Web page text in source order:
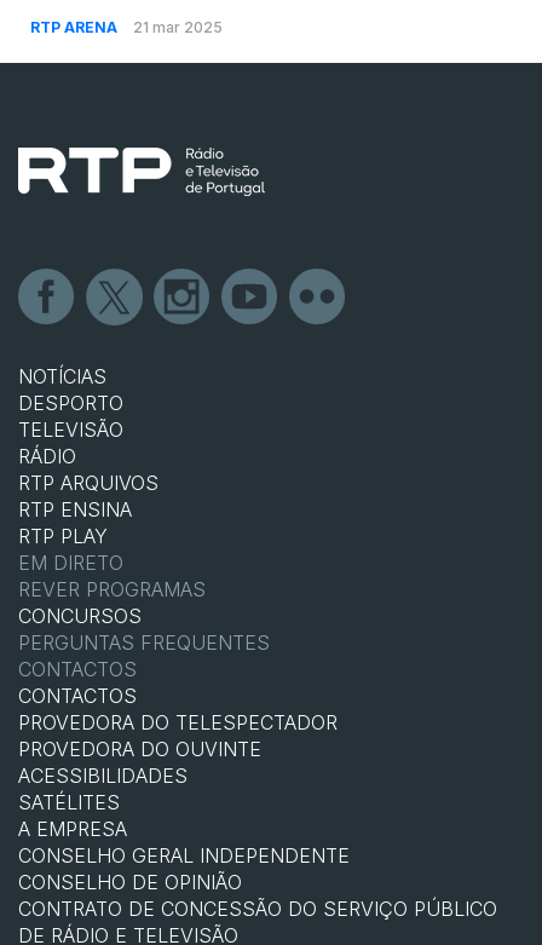
RTP ARENA 21 mar 2025
NOTÍCIAS
DESPORTO
TELEVISÃO
RÁDIO
RTP ARQUIVOS
RTP ENSINA
RTP PLAY
EM DIRETO
REVER PROGRAMAS
CONCURSOS
PERGUNTAS FREQUENTES
CONTACTOS
CONTACTOS
PROVEDORA DO TELESPECTADOR
PROVEDORA DO OUVINTE
ACESSIBILIDADES
SATÉLITES
A EMPRESA
CONSELHO GERAL INDEPENDENTE
CONSELHO DE OPINIÃO
CONTRATO DE CONCESSÃO DO SERVIÇO PÚBLICO
DE RÁDIO E TELEVISÃO